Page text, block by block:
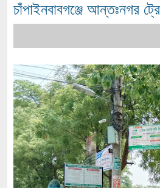
চাঁপাইনবাবগঞ্জে আন্তঃনগর